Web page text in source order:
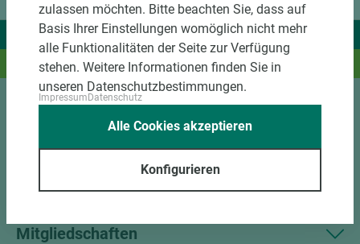
Wir liefern Ideen.
Und das passende Holz dazu.
Unternehmen
Mitgliedschaften
zulassen möchten. Bitte beachten Sie, dass auf
Basis Ihrer Einstellungen womöglich nicht mehr
alle Funktionalitäten der Seite zur Verfügung
stehen. Weitere Informationen finden Sie in
unseren Datenschutzbestimmungen.
ImpressumDatenschutz
Konfigurieren
Alle Cookies akzeptieren